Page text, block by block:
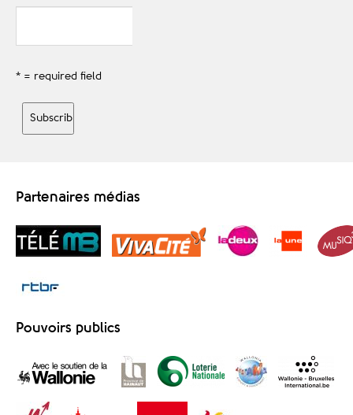
* = required field
Partenaires médias
Pouvoirs publics